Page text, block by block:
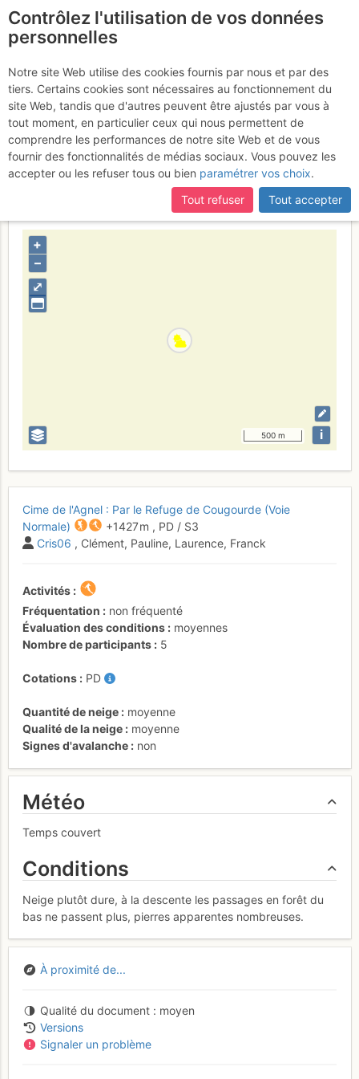
Cime de l'Agnel : Par le
Refuge de Cougourde
(Voie Normale)
Vendredi 24 février
2017
Alpes-Maritimes Mercantour - Argentera
⤢
+
–
500 m i
Cime de l'Agnel : Par le Refuge de Cougourde (Voie
Normale)
+1427 m , PD / S3
Cris06 , Clément, Pauline, Laurence, Franck
Activités
Fréquentation
non fréquenté
Évaluation des conditions
moyennes
Nombre de participants
5
Cotations PD
Quantité de neige
moyenne
Qualité de la neige
moyenne
Signes d'avalanche
non
Météo
Temps couvert
Conditions
Neige plutôt dure, à la descente les passages en forêt du
bas ne passent plus, pierres apparentes nombreuses.
À proximité de...
Qualité du document
moyen
Versions
Signaler un problème
Contrôlez l'utilisation de vos données
personnelles
Notre site Web utilise des cookies fournis par nous et par des
tiers. Certains cookies sont nécessaires au fonctionnement du
site Web, tandis que d'autres peuvent être ajustés par vous à
tout moment, en particulier ceux qui nous permettent de
comprendre les performances de notre site Web et de vous
fournir des fonctionnalités de médias sociaux. Vous pouvez les
accepter ou les refuser tous ou bien paramétrer vos choix.
Tout refuser
Tout accepter